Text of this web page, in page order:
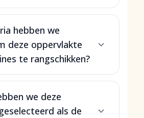
hebben we
deze oppervlakte
te rangschikken?
we deze
als de